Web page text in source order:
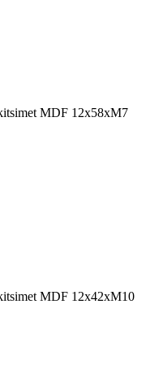
MDF 12x58xM7
MDF 12x42xM10